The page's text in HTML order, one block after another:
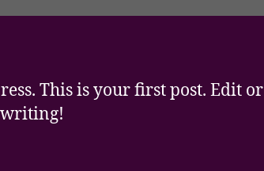
This is your first post. Edit or
writing!